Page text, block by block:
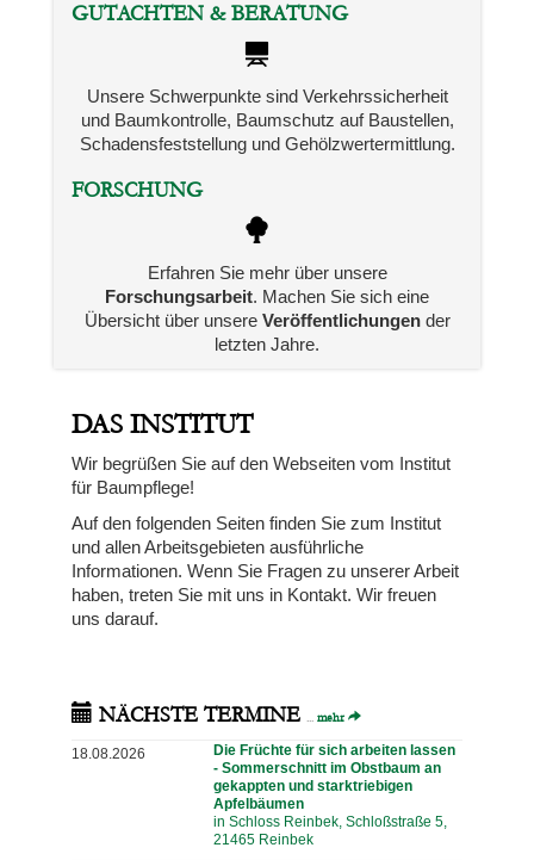
GUTACHTEN & BERATUNG
Unsere Schwerpunkte sind Verkehrssicherheit
und Baumkontrolle, Baumschutz auf Baustellen,
Schadensfeststellung und Gehölzwertermittlung.
FORSCHUNG
Erfahren Sie mehr über unsere
Forschungsarbeit. Machen Sie sich eine
Übersicht über unsere Veröffentlichungender
letzten Jahre.
DAS INSTITUT
Wir begrüßen Sie auf den Webseiten vom Institut
für Baumpflege!
Auf den folgenden Seiten finden Sie zum Institut
und allen Arbeitsgebieten ausführliche
Informationen. Wenn Sie Fragen zu unserer Arbeit
haben, treten Sie mit uns in Kontakt. Wir freuen
uns darauf.
NÄCHSTE TERMINE mehr
18.08.2026
Die Früchte für sich arbeiten lassen
- Sommerschnitt im Obstbaum an
gekappten und starktriebigen
Apfelbäumen
in Schloss Reinbek, Schloßstraße 5,
21465 Reinbek